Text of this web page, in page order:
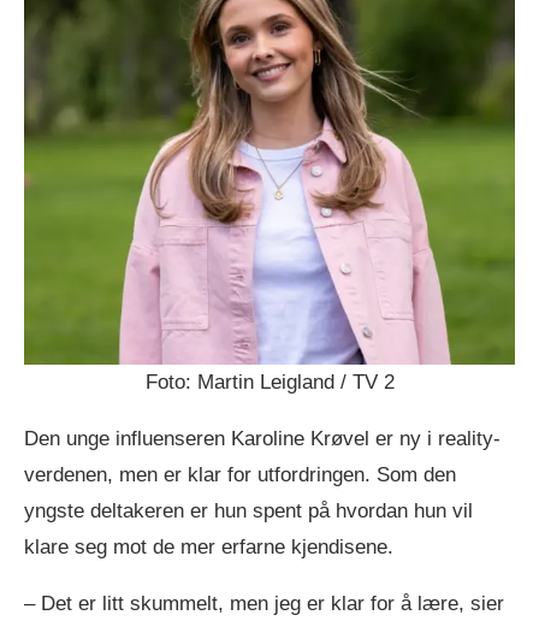
Foto: Martin Leigland / TV 2
Den unge influenseren Karoline Krøvel er ny i reality-
verdenen, men er klar for utfordringen. Som den
yngste deltakeren er hun spent på hvordan hun vil
klare seg mot de mer erfarne kjendisene.
– Det er litt skummelt, men jeg er klar for å lære, sier